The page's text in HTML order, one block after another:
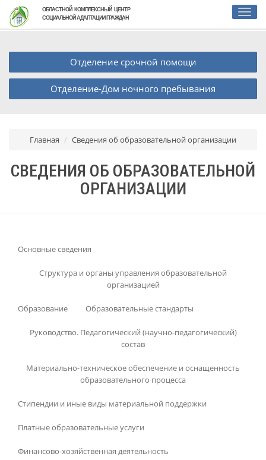
ОБЛАСТНОЙ КОМПЛЕКСНЫЙ ЦЕНТР
СОЦИАЛЬНОЙ АДАПТАЦИИ ГРАЖДАН
Отделение срочной помощи
Отделение-Дом ночного пребывания
Главная Сведения об образовательной организации
СВЕДЕНИЯ ОБ ОБРАЗОВАТЕЛЬНОЙ
ОРГАНИЗАЦИИ
Основные сведения
Структура и органы управления образовательной
организацией
Образование Образовательные стандарты
Руководство. Педагогический (научно-педагогический)
состав
Материально-техническое обеспечение и оснащенность
образовательного процесса
Стипендии и иные виды материальной поддержки
Платные образовательные услуги
Финансово-хозяйственная деятельность